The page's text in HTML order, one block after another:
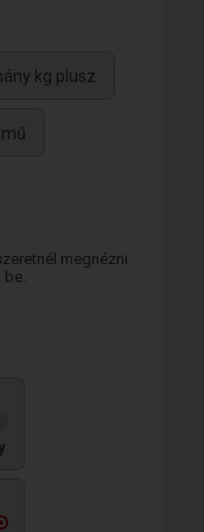
kg plusz
megnézni
be.